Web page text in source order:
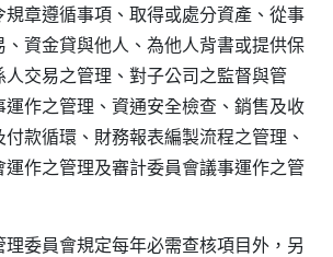
規章遵循事項、取得或處分資產、從事
、資金貸與他人、為他人背書或提供保
人交易之管理、對子公司之監督與管
運作之管理、資通安全檢查、銷售及收
款循環、財務報表編製流程之管理、
運作之管理及審計委員會議事運作之管
理委員會規定每年必需查核項目外，另